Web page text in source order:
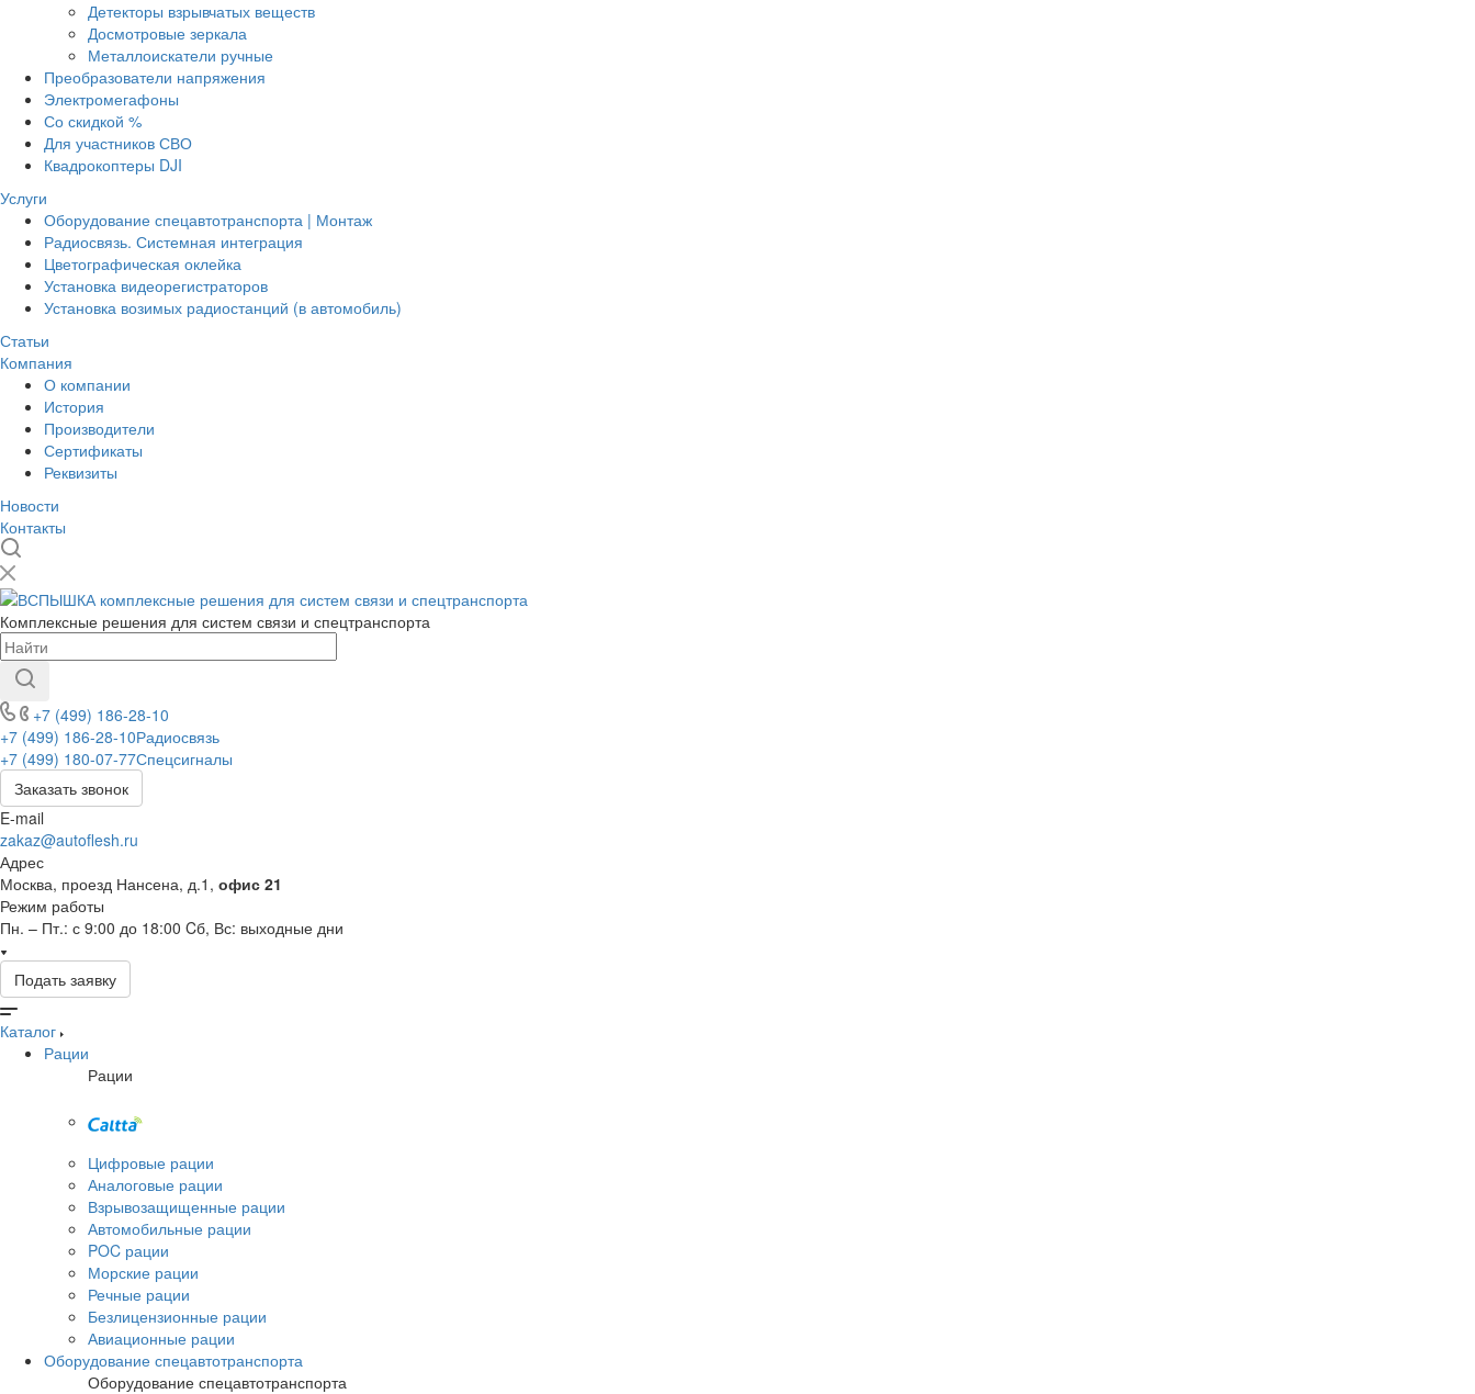
Детекторы взрывчатых веществ
Досмотровые зеркала
Металлоискатели ручные
Преобразователи напряжения
Электромегафоны
Со скидкой %
Для участников СВО
Квадрокоптеры DJI
Услуги
Оборудование спецавтотранспорта | Монтаж
Радиосвязь. Системная интеграция
Цветографическая оклейка
Установка видеорегистраторов
Установка возимых радиостанций (в автомобиль)
Статьи
Компания
О компании
История
Производители
Сертификаты
Реквизиты
Новости
Контакты
Комплексные решения для систем связи и спецтранспорта
+7 (499) 186-28-10
+7 (499) 186-28-10Радиосвязь
+7 (499) 180-07-77Спецсигналы
Заказать звонок
E-mail
zakaz@autoflesh.ru
Адрес
Москва, проезд Нансена, д.1, офис 21
Режим работы
Пн. – Пт.: с 9:00 до 18:00 Cб, Вс: выходные дни
Подать заявку
Каталог
Рации
Рации
Цифровые рации
Аналоговые рации
Взрывозащищенные рации
Автомобильные рации
POC рации
Морские рации
Речные рации
Безлицензионные рации
Авиационные рации
Оборудование спецавтотранспорта
Оборудование спецавтотранспорта